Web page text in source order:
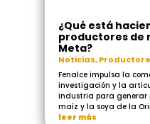
¿Qué está
productores de
Meta?
Noticias,
Fenalce impulsa la
investigación y la
industria para
maíz y la soya de la
leer más